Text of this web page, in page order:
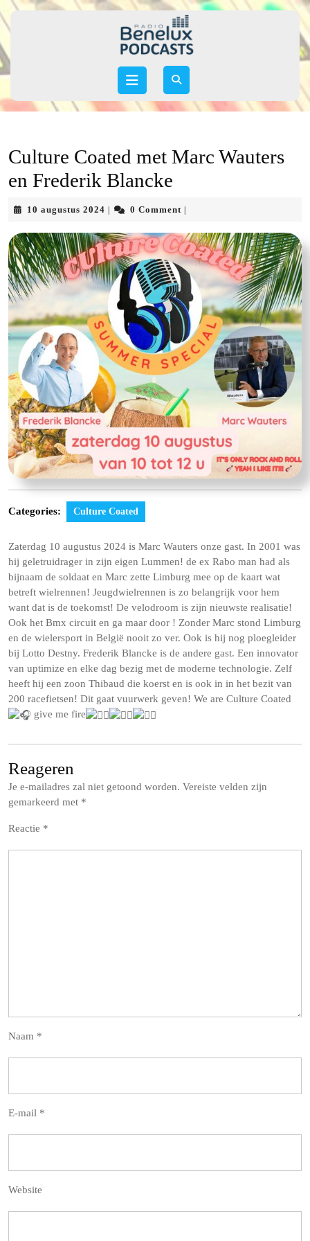
Skip
to
Open
Culture Coated met Marc Wauters
en Frederik Blancke
10 augustus 2024 10
2024
0 Comment
Categories: Culture Coated
Zaterdag 10 augustus 2024 is Marc Wauters onze gast. In 2001 was
hij geletruidrager in zijn eigen Lummen! de ex Rabo man had als
bijnaam de soldaat en Marc zette Limburg mee op de kaart wat
betreft wielrennen! Jeugdwielrennen is zo belangrijk voor hem
want dat is de toekomst! De velodroom is zijn nieuwste realisatie!
Ook het Bmx circuit en ga maar door ! Zonder Marc stond Limburg
en de wielersport in België nooit zo ver. Ook is hij nog ploegleider
bij Lotto Destny. Frederik Blancke is de andere gast. Een innovator
van uptimize en elke dag bezig met de moderne technologie. Zelf
heeft hij een zoon Thibaud die koerst en is ook in in het bezit van
200 racefietsen! Dit gaat vuurwerk geven! We are Culture Coated
give me fire
Reageren
Je e-mailadres zal niet getoond worden. Vereiste velden zijn
gemarkeerd met *
Reactie *
Naam *
E-mail *
Website